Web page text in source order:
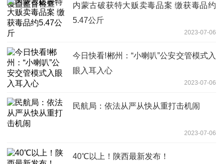
内蒙古破获特大贩卖毒品案 缴获毒品约
5.47公斤
2023-07-06
今日快看!郴州：“小喇叭”公安交管模式入
眼入耳入心
2023-07-06
民航局：依法从严从快从重打击机闹
2023-07-06
40℃以上！陕西最新发布！